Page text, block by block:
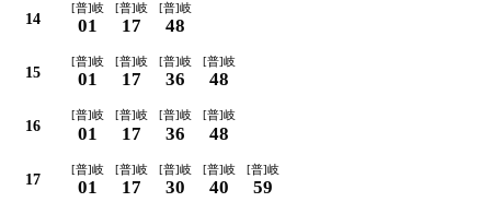
14
[普]岐
01
[普]岐
17
[普]岐
48
15
[普]岐
01
[普]岐
17
[普]岐
36
[普]岐
48
16
[普]岐
01
[普]岐
17
[普]岐
36
[普]岐
48
17
[普]岐
01
[普]岐
17
[普]岐
30
[普]岐
40
[普]岐
59